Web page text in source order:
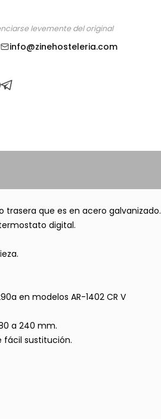
levemente del original
info@zinehosteleria.com
trasera que es en acero galvanizado.
digital.
en modelos AR-1402 CR V
a 240 mm.
sustitución.